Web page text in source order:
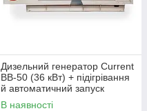
Дизельний генератор Current
ВВ-50 (36 кВт) + підігрівання
й автоматичний запуск
В наявності